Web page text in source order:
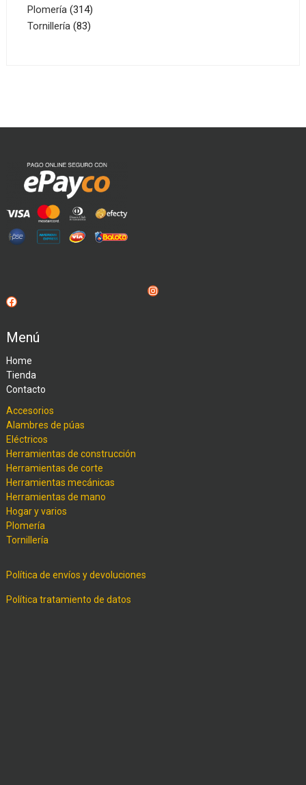
productos
Plomería 314314
productos
Tornillería 8383
Instagram
Facebook
Menú
Home
Tienda
Contacto
Accesorios
Alambres de púas
Eléctricos
Herramientas de construcción
Herramientas de corte
Herramientas mecánicas
Herramientas de mano
Hogar y varios
Plomería
Tornillería
Política de envíos y devoluciones
Política tratamiento de datos